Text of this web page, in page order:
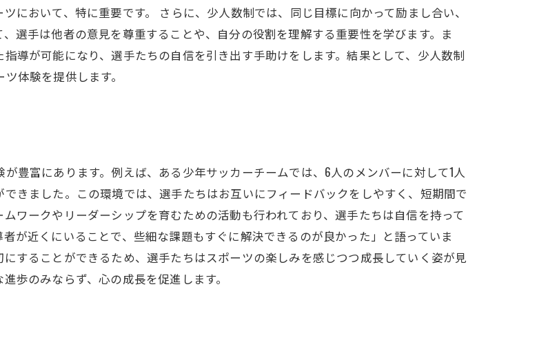
において、特に重要です。 さらに、少人数制では、同じ目標に向かって励まし合い、
選手は他者の意見を尊重することや、自分の役割を理解する重要性を学びます。ま
導が可能になり、選手たちの自信を引き出す手助けをします。結果として、少人数制
体験を提供します。
豊富にあります。例えば、ある少年サッカーチームでは、6人のメンバーに対して1人
きました。この環境では、選手たちはお互いにフィードバックをしやすく、短期間で
ワークやリーダーシップを育むための活動も行われており、選手たちは自信を持って
が近くにいることで、些細な課題もすぐに解決できるのが良かった」と語っていま
することができるため、選手たちはスポーツの楽しみを感じつつ成長していく姿が見
歩のみならず、心の成長を促進します。